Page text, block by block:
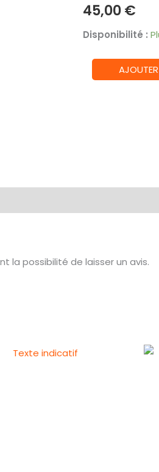
45,00€
Disponibilité :
quantité
de
la possibilité de laisser un avis.